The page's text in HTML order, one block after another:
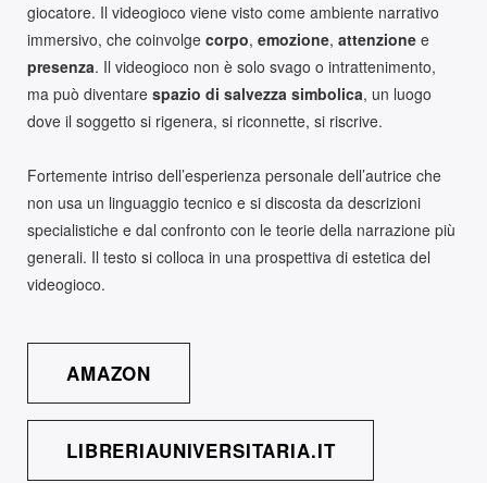
giocatore. Il videogioco viene visto come ambiente narrativo
immersivo, che coinvolge corpo, emozione, attenzione e
presenza. Il videogioco non è solo svago o intrattenimento,
ma può diventare spazio di salvezza simbolica, un luogo
dove il soggetto si rigenera, si riconnette, si riscrive.
Fortemente intriso dell’esperienza personale dell’autrice che
non usa un linguaggio tecnico e si discosta da descrizioni
specialistiche e dal confronto con le teorie della narrazione più
generali. Il testo si colloca in una prospettiva di estetica del
videogioco.
AMAZON
LIBRERIAUNIVERSITARIA.IT